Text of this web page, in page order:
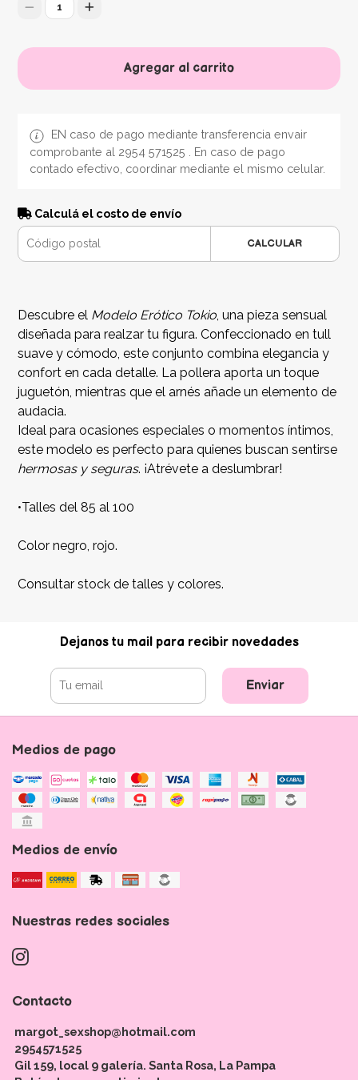
1
Agregar al carrito
EN caso de pago mediante transferencia envair
comprobante al 2954 571525 . En caso de pago
contado efectivo, coordinar mediante el mismo celular.
Calculá el costo de envío
CALCULAR
Descubre el Modelo Erótico Tokio , una pieza sensual
diseñada para realzar tu figura. Confeccionado en tull
suave y cómodo, este conjunto combina elegancia y
confort en cada detalle. La pollera aporta un toque
juguetón, mientras que el arnés añade un elemento de
audacia.
Ideal para ocasiones especiales o momentos íntimos,
este modelo es perfecto para quienes buscan sentirse
hermosas y seguras. ¡Atrévete a deslumbrar!
•Talles del 85 al 100
Color negro, rojo.
Consultar stock de talles y colores.
Dejanos tu mail para recibir novedades
Enviar
Medios de pago
Medios de envío
Nuestras redes sociales
Contacto
margot_sexshop@hotmail.com
2954571525
Gil 159, local 9 galería. Santa Rosa, La Pampa